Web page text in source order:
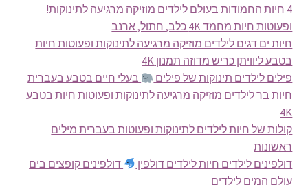
4 חיות החמודות בעולם לילדים מוזיקה מרגיעה לתינוקות!
ופעוטות חיות מחמד 4K כלב, חתול, ארנב
חיות ים דגים לילדים מוזיקה מרגיעה לתינוקות ופעוטות חיות
בטבע ליוויתן כריש מדוזה תמנון 4K
פילים לילדים תינוקות של פילים
בעלי חיים בטבע בעברית
חיות בר לילדים מוזיקה מרגיעה לתינוקות ופעוטות חיות בטבע
4K
קולות של חיות לילדים לתינוקות ופעוטות בעברית מילים
ראשונות
דולפינים לילדים חיות לילדים דולפין
דולפינים קופצים בים
עולם המים לילדים